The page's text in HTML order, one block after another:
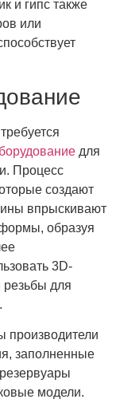
и гипс также
или
для
Процесс
создают
впрыскивают
образуя
3D-
резьбы для
производители
заполненные
модели.